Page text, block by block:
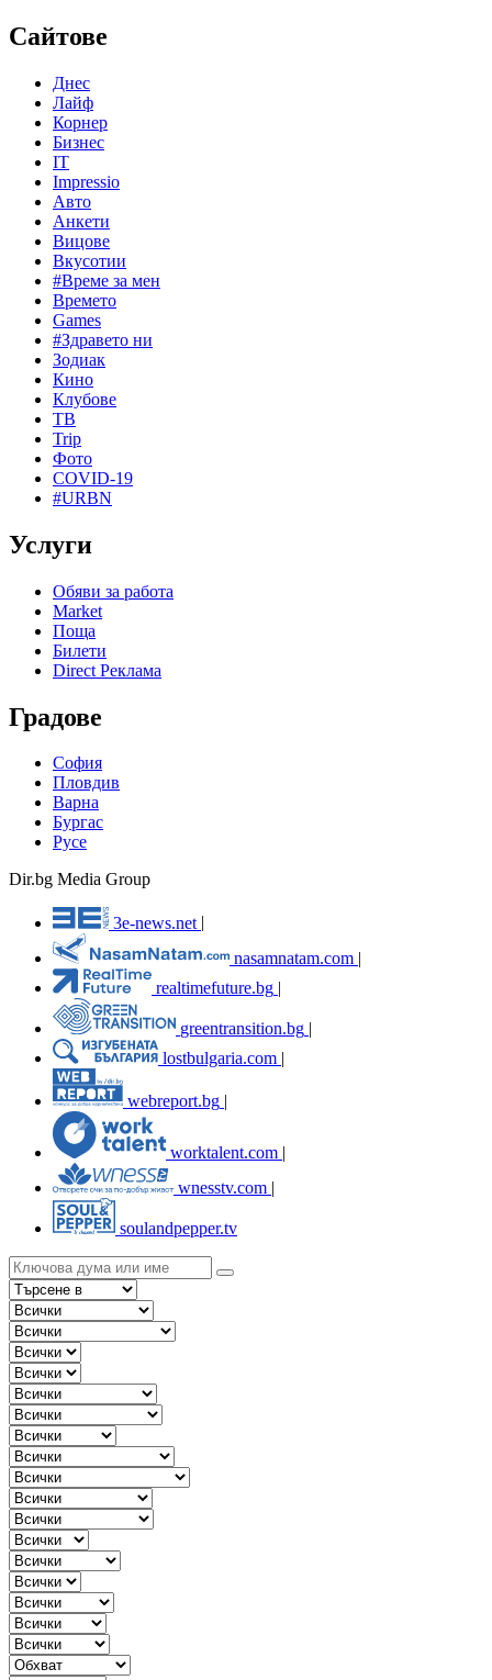
Сайтове
Днес
Лайф
Корнер
Бизнес
IT
Impressio
Авто
Анкети
Вицове
Вкусотии
#Време за мен
Времето
Games
#Здравето ни
Зодиак
Кино
Клубове
ТВ
Trip
Фото
COVID-19
#URBN
Услуги
Обяви за работа
Market
Поща
Билети
Direct Реклама
Градове
София
Пловдив
Варна
Бургас
Русе
Dir.bg Media Group
3e-news.net
nasamnatam.com |
realtimefuture.bg |
greentransition.bg |
lostbulgaria.com |
webreport.bg
worktalent.com |
wnesstv.com |
soulandpepper.tv